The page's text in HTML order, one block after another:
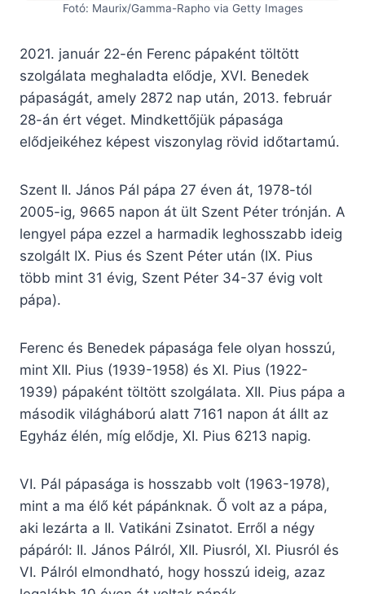
Fotó: Maurix/Gamma-Rapho via Getty Images
2021. január 22-én Ferenc pápaként töltött
szolgálata meghaladta elődje, XVI. Benedek
pápaságát, amely 2872 nap után, 2013. február
28-án ért véget. Mindkettőjük pápasága
elődjeikéhez képest viszonylag rövid időtartamú.
Szent II. János Pál pápa 27 éven át, 1978-tól
2005-ig, 9665 napon át ült Szent Péter trónján. A
lengyel pápa ezzel a harmadik leghosszabb ideig
szolgált IX. Pius és Szent Péter után (IX. Pius
több mint 31 évig, Szent Péter 34-37 évig volt
pápa).
Ferenc és Benedek pápasága fele olyan hosszú,
mint XII. Pius (1939-1958) és XI. Pius (1922-
1939) pápaként töltött szolgálata. XII. Pius pápa a
második világháború alatt 7161 napon át állt az
Egyház élén, míg elődje, XI. Pius 6213 napig.
VI. Pál pápasága is hosszabb volt (1963-1978),
mint a ma élő két pápánknak. Ő volt az a pápa,
aki lezárta a II. Vatikáni Zsinatot. Erről a négy
pápáról: II. János Pálról, XII. Piusról, XI. Piusról és
VI. Pálról elmondható, hogy hosszú ideig, azaz